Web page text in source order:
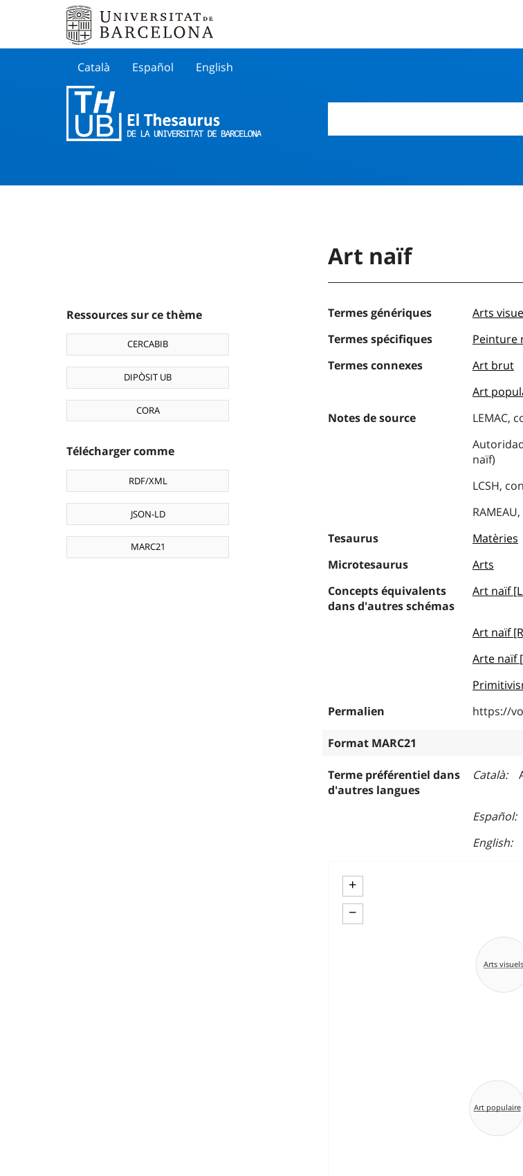
Català Español English
Ressources sur ce thème
CERCABIB
DIPÒSIT UB
CORA
Télécharger comme
RDF/XML
JSON-LD
MARC21
Art naïf
Termes génériques
Arts
Termes spécifiques
Peinture
Termes connexes
Art brut
Art
Notes de source
LEMAC,
naïf)
LCSH,
Tesaurus
Matèries
Microtesaurus
Arts
Concepts équivalents
dans d'autres schémas
Art naïf
Art naïf
Arte naïf
Permalien
https://
Format MARC21
Terme préférentiel dans
d'autres langues
Català
Español
English
+
−
Art populaire
Arts visuels